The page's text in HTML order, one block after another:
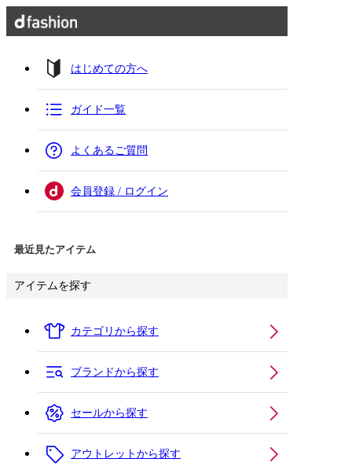
はじめての方へ
ガイド一覧
よくあるご質問
会員登録 / ログイン
最近見たアイテム
アイテムを探す
カテゴリから探す
ブランドから探す
セールから探す
アウトレットから探す